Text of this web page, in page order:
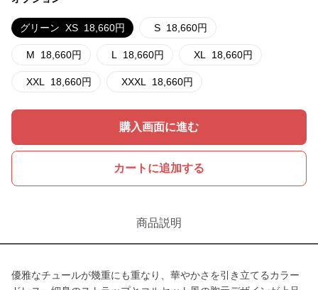
グリーン XS 18,660円 S 18,660円
M 18,660円 L 18,660円 XL 18,660円
XXL 18,660円 XXXL 18,660円
購入画面に進む
カートに追加する
商品説明
優雅なチュールが幾重にも重なり、華やかさを引き立てるカラー